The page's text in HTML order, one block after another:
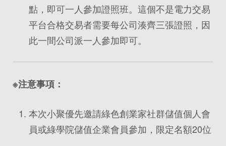
點，即可一人參加證照班。這個不是電力交易
平台合格交易者需要每公司湊齊三張證照，因
此一間公司派一人參加即可。
※注意事項：
本次小聚優先邀請綠色創業家社群儲值個人會
員或綠學院儲值企業會員參加，限定名額20位